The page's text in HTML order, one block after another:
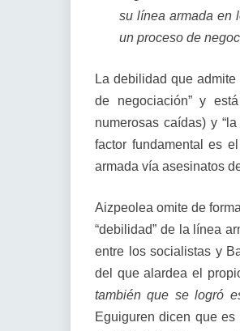
su línea armada en
un proceso de
La debilidad que
de negociación” y
numerosas caídas) y
factor fundamental es
armada vía asesinatos
Aizpeolea omite de
“debilidad” de la línea
entre los socialistas y
del que alardea el
también que se logró
Eguiguren dicen que